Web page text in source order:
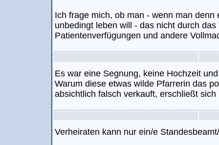
Ich frage mich, ob man - wenn man denn
unbedingt leben will - das nicht durch
Patientenverfügungen und andere
Es war eine Segnung, keine Hochzeit
Warum diese etwas wilde Pfarrerin das
absichtlich falsch verkauft, erschließt sich
Verheiraten kann nur ein/e